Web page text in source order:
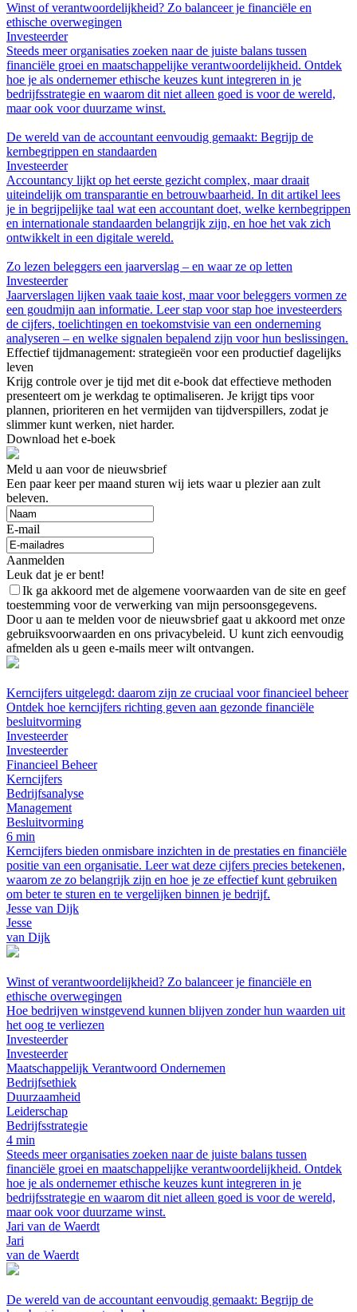
Winst of verantwoordelijkheid? Zo balanceer je financiële en
ethische overwegingen
Investeerder
Steeds meer organisaties zoeken naar de juiste balans tussen
financiële groei en maatschappelijke verantwoordelijkheid. Ontdek
hoe je als ondernemer ethische keuzes kunt integreren in je
bedrijfsstrategie en waarom dit niet alleen goed is voor de wereld,
maar ook voor duurzame winst.
De wereld van de accountant eenvoudig gemaakt: Begrijp de
kernbegrippen en standaarden
Investeerder
Accountancy lijkt op het eerste gezicht complex, maar draait
uiteindelijk om transparantie en betrouwbaarheid. In dit artikel lees
je in begrijpelijke taal wat een accountant doet, welke kernbegrippen
en internationale standaarden belangrijk zijn, en hoe het vak zich
ontwikkelt in een digitale wereld.
Zo lezen beleggers een jaarverslag – en waar ze op letten
Investeerder
Jaarverslagen lijken vaak taaie kost, maar voor beleggers vormen ze
een goudmijn aan informatie. Leer stap voor stap hoe investeerders
de cijfers, toelichtingen en toekomstvisie van een onderneming
analyseren – en welke signalen bepalend zijn voor hun beslissingen.
Effectief tijdmanagement: strategieën voor een productief dagelijks
leven
Krijg controle over je tijd met dit e-book dat effectieve methoden
presenteert om je werkdag te optimaliseren. Je krijgt tips voor
plannen, prioriteren en het vermijden van tijdverspillers, zodat je
slimmer kunt werken, niet harder.
Download het e-boek
Meld u aan voor de nieuwsbrief
Een paar keer per maand sturen wij iets waar u plezier aan zult
beleven.
E-mail
Aanmelden
Leuk dat je er bent!
Ik ga akkoord met de algemene voorwaarden van de site en geef
toestemming voor de verwerking van mijn persoonsgegevens.
Door u aan te melden voor de nieuwsbrief gaat u akkoord met onze
gebruiksvoorwaarden en ons privacybeleid. U kunt zich eenvoudig
afmelden als u geen e-mails meer wilt ontvangen.
Kerncijfers uitgelegd: daarom zijn ze cruciaal voor financieel beheer
Ontdek hoe kerncijfers richting geven aan gezonde financiële
besluitvorming
Investeerder
Investeerder
Financieel Beheer
Kerncijfers
Bedrijfsanalyse
Management
Besluitvorming
6 min
Kerncijfers bieden onmisbare inzichten in de prestaties en financiële
positie van een organisatie. Leer wat deze cijfers precies betekenen,
waarom ze zo belangrijk zijn en hoe je ze effectief kunt gebruiken
om beter te sturen en te vergelijken binnen je bedrijf.
Jesse van Dijk
Jesse
van Dijk
Winst of verantwoordelijkheid? Zo balanceer je financiële en
ethische overwegingen
Hoe bedrijven winstgevend kunnen blijven zonder hun waarden uit
het oog te verliezen
Investeerder
Investeerder
Maatschappelijk Verantwoord Ondernemen
Bedrijfsethiek
Duurzaamheid
Leiderschap
Bedrijfsstrategie
4 min
Steeds meer organisaties zoeken naar de juiste balans tussen
financiële groei en maatschappelijke verantwoordelijkheid. Ontdek
hoe je als ondernemer ethische keuzes kunt integreren in je
bedrijfsstrategie en waarom dit niet alleen goed is voor de wereld,
maar ook voor duurzame winst.
Jari van de Waerdt
Jari
van de Waerdt
De wereld van de accountant eenvoudig gemaakt: Begrijp de